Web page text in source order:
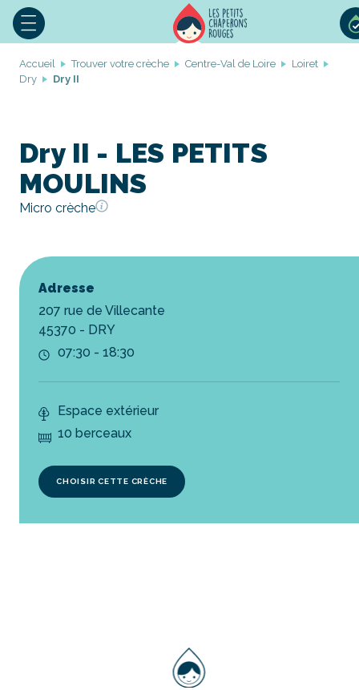
Accueil Trouver votre crèche Centre-Val de Loire
Loiret
Dry
Dry II
Dry II - LES PETITS
MOULINS
Micro crèche
Adresse
207 rue de Villecante
45370 - DRY
07:30 - 18:30
Espace extérieur
10 berceaux
CHOISIR CETTE CRÈCHE